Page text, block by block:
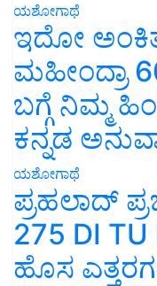
ಯಶೋಗಾಥೆ
ಇದೋ
ಮಹೀಂದ್ರಾ
ಬಗ್ಗೆ ನಿಮ್ಮ
ಕನ್ನಡ
ಯಶೋಗಾಥೆ
ಪ್ರಹಲಾದ್
275 DI
ಹೊಸ